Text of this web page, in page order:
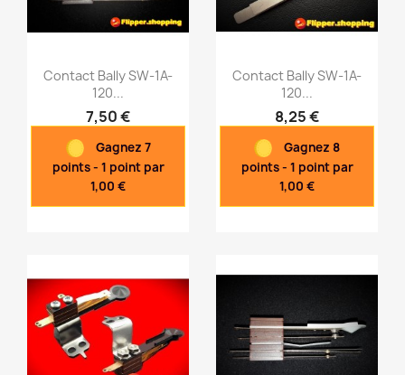
Aperçu rapide
Contact Bally SW-1A-
120...
7,50 €
Gagnez 7
points - 1 point par
1,00 €
Aperçu rapide
Contact Bally SW-1A-
120...
8,25 €
Gagnez 8
points - 1 point par
1,00 €